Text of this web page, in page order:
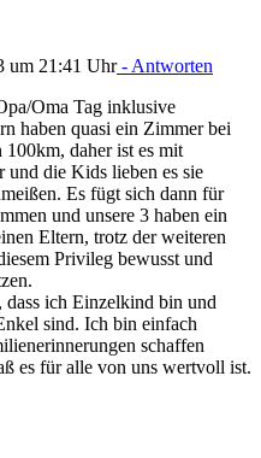
um 21:41 Uhr- Antworten
Oma Tag inklusive
haben quasi ein Zimmer bei
100km, daher ist es mit
und die Kids lieben es sie
Es fügt sich dann für
und unsere 3 haben ein
Eltern, trotz der weiteren
Privileg bewusst und
dass ich Einzelkind bin und
sind. Ich bin einfach
schaffen
es für alle von uns wertvoll ist.